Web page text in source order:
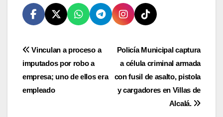
Navegación
de
entradas
Policía Municipal captura
a célula criminal armada
con fusil de asalto, pistola
y cargadores en Villas de
Alcalá.
Vinculan a proceso a
imputados por robo a
empresa; uno de ellos era
empleado